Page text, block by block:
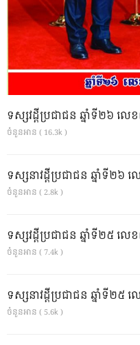
ទស្សវដ្តីប្រជាជន ឆ្នាំទី២៦ លេ
ចំនួនអាន ( 16.3k )
ទស្សនាវដ្ដីប្រជាជន ឆ្នាំទី២៦
ចំនួនអាន ( 2.8k )
ទស្សវដ្តីប្រជាជន ឆ្នាំទី២៥ ល
ចំនួនអាន ( 7.4k )
ទស្សនាវដ្ដីប្រជាជន ឆ្នាំទី២៥
ចំនួនអាន ( 5.6k )